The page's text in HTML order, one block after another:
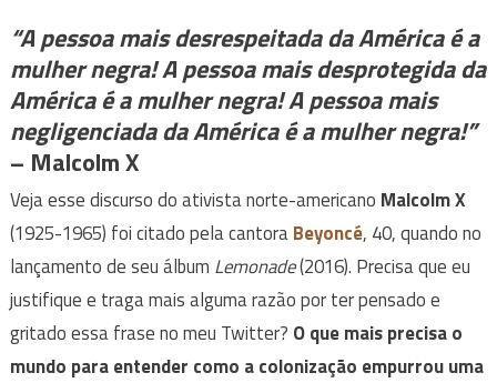
“A pessoa mais desrespeitada da América é a
mulher negra! A pessoa mais desprotegida da
América é a mulher negra! A pessoa mais
negligenciada da América é a mulher negra!”
– Malcolm X
Veja esse discurso do ativista norte-americano Malcolm X
(1925-1965) foi citado pela cantoraBeyoncé, 40, quando no
lançamento de seu álbum Lemonade(2016). Precisa que eu
justifique e traga mais alguma razão por ter pensado e
gritado essa frase no meu Twitter? O que mais precisa o
mundo para entender como a colonização empurrou uma